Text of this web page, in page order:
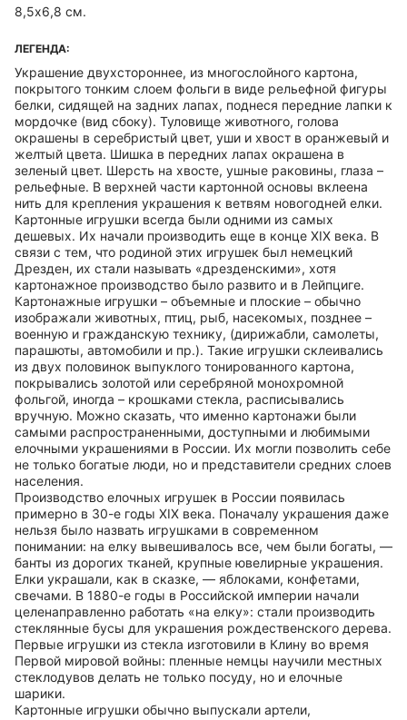
8,5х6,8 см.
ЛЕГЕНДА:
Украшение двухстороннее, из многослойного картона,
покрытого тонким слоем фольги в виде рельефной фигуры
белки, сидящей на задних лапах, поднеся передние лапки к
мордочке (вид сбоку). Туловище животного, голова
окрашены в серебристый цвет, уши и хвост в оранжевый и
желтый цвета. Шишка в передних лапах окрашена в
зеленый цвет. Шерсть на хвосте, ушные раковины, глаза –
рельефные. В верхней части картонной основы вклеена
нить для крепления украшения к ветвям новогодней елки.
Картонные игрушки всегда были одними из самых
дешевых. Их начали производить еще в конце XIX века. В
связи с тем, что родиной этих игрушек был немецкий
Дрезден, их стали называть «дрезденскими», хотя
картонажное производство было развито и в Лейпциге.
Картонажные игрушки – объемные и плоские – обычно
изображали животных, птиц, рыб, насекомых, позднее –
военную и гражданскую технику, (дирижабли, самолеты,
парашюты, автомобили и пр.). Такие игрушки склеивались
из двух половинок выпуклого тонированного картона,
покрывались золотой или серебряной монохромной
фольгой, иногда – крошками стекла, расписывались
вручную. Можно сказать, что именно картонажи были
самыми распространенными, доступными и любимыми
елочными украшениями в России. Их могли позволить себе
не только богатые люди, но и представители средних слоев
населения.
Производство елочных игрушек в России появилась
примерно в 30-е годы XIX века. Поначалу украшения даже
нельзя было назвать игрушками в современном
понимании: на елку вывешивалось все, чем были богаты, —
банты из дорогих тканей, крупные ювелирные украшения.
Елки украшали, как в сказке, — яблоками, конфетами,
свечами. В 1880-е годы в Российской империи начали
целенаправленно работать «на елку»: стали производить
стеклянные бусы для украшения рождественского дерева.
Первые игрушки из стекла изготовили в Клину во время
Первой мировой войны: пленные немцы научили местных
стеклодувов делать не только посуду, но и елочные
шарики.
Картонные игрушки обычно выпускали артели,